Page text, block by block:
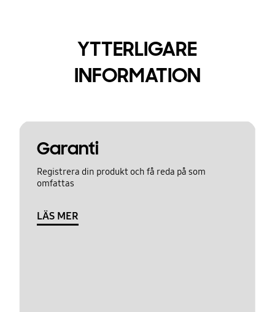
YTTERLIGARE
INFORMATION
Garanti
Registrera din produkt och få reda på som
omfattas
LÄS MER